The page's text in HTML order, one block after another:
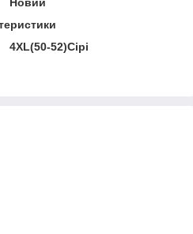
4XL(50-52)Сірі